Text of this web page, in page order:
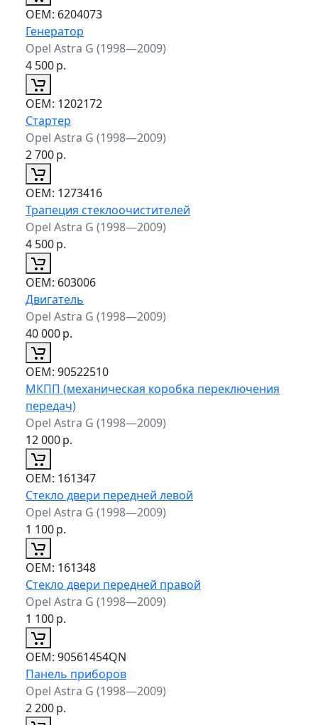
ОЕМ: 6204073
Генератор
Opel Astra G (1998—2009)
4 500р.
ОЕМ: 1202172
Стартер
Opel Astra G (1998—2009)
2 700р.
ОЕМ: 1273416
Трапеция стеклоочистителей
Opel Astra G (1998—2009)
4 500р.
ОЕМ: 603006
Двигатель
Opel Astra G (1998—2009)
40 000р.
ОЕМ: 90522510
МКПП (механическая коробка переключения
передач)
Opel Astra G (1998—2009)
12 000р.
ОЕМ: 161347
Стекло двери передней левой
Opel Astra G (1998—2009)
1 100р.
ОЕМ: 161348
Стекло двери передней правой
Opel Astra G (1998—2009)
1 100р.
ОЕМ: 90561454QN
Панель приборов
Opel Astra G (1998—2009)
2 200р.